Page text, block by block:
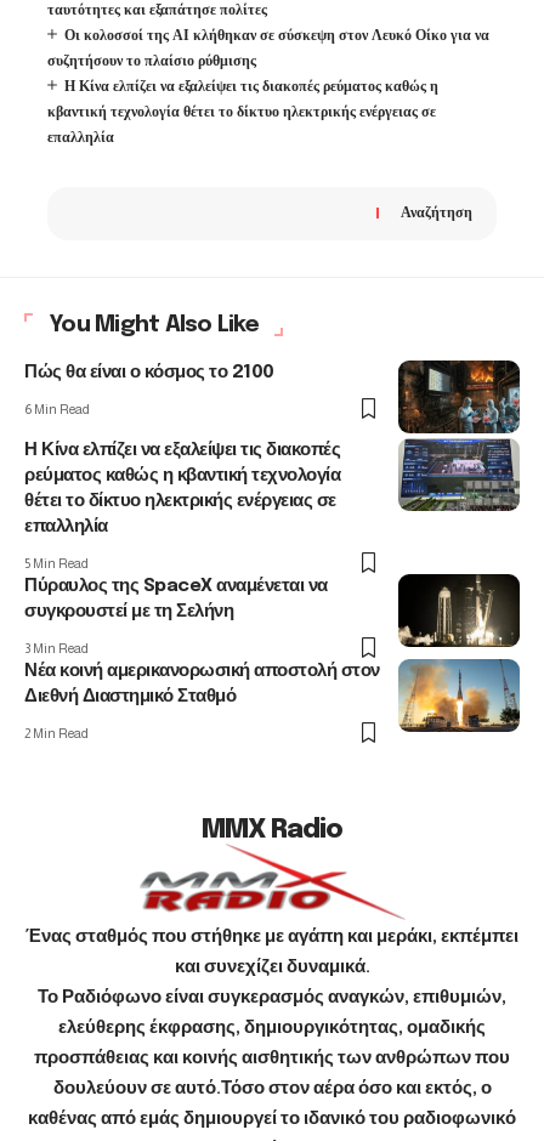
ταυτότητες και εξαπάτησε πολίτες
Οι κολοσσοί της ΑΙ κλήθηκαν σε σύσκεψη στον Λευκό Οίκο για να
συζητήσουν το πλαίσιο ρύθμισης
Η Κίνα ελπίζει να εξαλείψει τις διακοπές ρεύματος καθώς η
κβαντική τεχνολογία θέτει το δίκτυο ηλεκτρικής ενέργειας σε
επαλληλία
Αναζήτηση
You Might Also Like
Πώς θα είναι ο κόσμος το 2100
6 Min Read
Η Κίνα ελπίζει να εξαλείψει τις διακοπές
ρεύματος καθώς η κβαντική τεχνολογία
θέτει το δίκτυο ηλεκτρικής ενέργειας σε
επαλληλία
5 Min Read
Πύραυλος της SpaceX αναμένεται να
συγκρουστεί με τη Σελήνη
3 Min Read
Νέα κοινή αμερικανορωσική αποστολή στον
Διεθνή Διαστημικό Σταθμό
2 Min Read
MMX Radio
Ένας σταθμός που στήθηκε με αγάπη και μεράκι, εκπέμπει
και συνεχίζει δυναμικά.
Το Ραδιόφωνο είναι συγκερασμός αναγκών, επιθυμιών,
ελεύθερης έκφρασης, δημιουργικότητας, ομαδικής
προσπάθειας και κοινής αισθητικής των ανθρώπων που
δουλεύουν σε αυτό.Τόσο στον αέρα όσο και εκτός, ο
καθένας από εμάς δημιουργεί το ιδανικό του ραδιοφωνικό